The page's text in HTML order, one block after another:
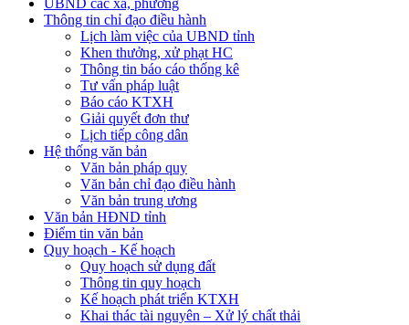
UBND các xã, phường
Thông tin chỉ đạo điều hành
Lịch làm việc của UBND tỉnh
Khen thưởng, xử phạt HC
Thông tin báo cáo thống kê
Tư vấn pháp luật
Báo cáo KTXH
Giải quyết đơn thư
Lịch tiếp công dân
Hệ thống văn bản
Văn bản pháp quy
Văn bản chỉ đạo điều hành
Văn bản trung ương
Văn bản HĐND tỉnh
Điểm tin văn bản
Quy hoạch - Kế hoạch
Quy hoạch sử dụng đất
Thông tin quy hoạch
Kế hoạch phát triển KTXH
Khai thác tài nguyên – Xử lý chất thải